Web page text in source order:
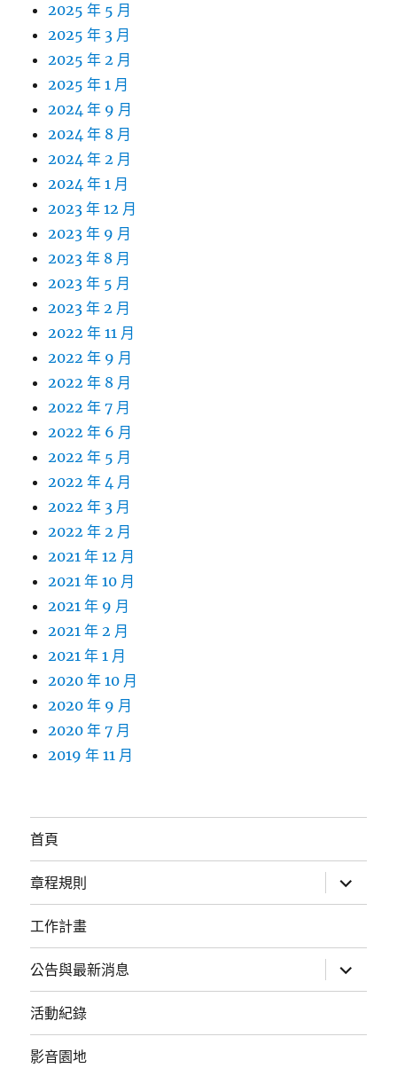
2025 年 5 月
2025 年 3 月
2025 年 2 月
2025 年 1 月
2024 年 9 月
2024 年 8 月
2024 年 2 月
2024 年 1 月
2023 年 12 月
2023 年 9 月
2023 年 8 月
2023 年 5 月
2023 年 2 月
2022 年 11 月
2022 年 9 月
2022 年 8 月
2022 年 7 月
2022 年 6 月
2022 年 5 月
2022 年 4 月
2022 年 3 月
2022 年 2 月
2021 年 12 月
2021 年 10 月
2021 年 9 月
2021 年 2 月
2021 年 1 月
2020 年 10 月
2020 年 9 月
2020 年 7 月
2019 年 11 月
首頁
章程規則
展
開
子
工作計畫
公告與最新消息
展
開
子
活動紀錄
影音園地